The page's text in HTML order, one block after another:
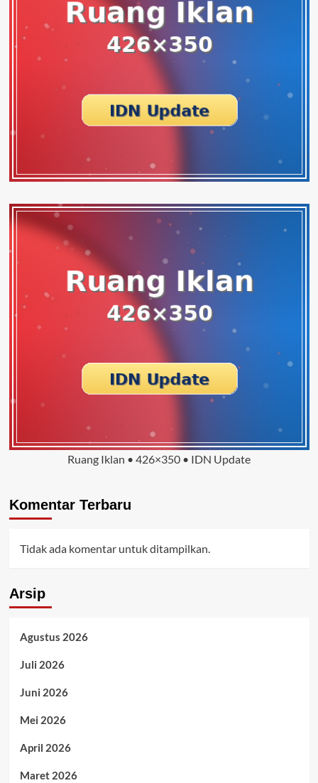
Ruang Iklan • 426×350 • IDN Update
Komentar Terbaru
Tidak ada komentar untuk ditampilkan.
Arsip
Agustus 2026
Juli 2026
Juni 2026
Mei 2026
April 2026
Maret 2026